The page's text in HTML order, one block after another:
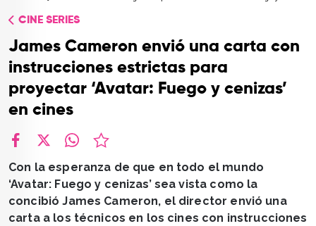
CONTACTO
CINE SERIES
James Cameron envió una carta con
instrucciones estrictas para
proyectar ‘Avatar: Fuego y cenizas’
en cines
Con la esperanza de que en todo el mundo
‘Avatar: Fuego y cenizas’ sea vista como la
concibió James Cameron, el director envió una
carta a los técnicos en los cines con instrucciones